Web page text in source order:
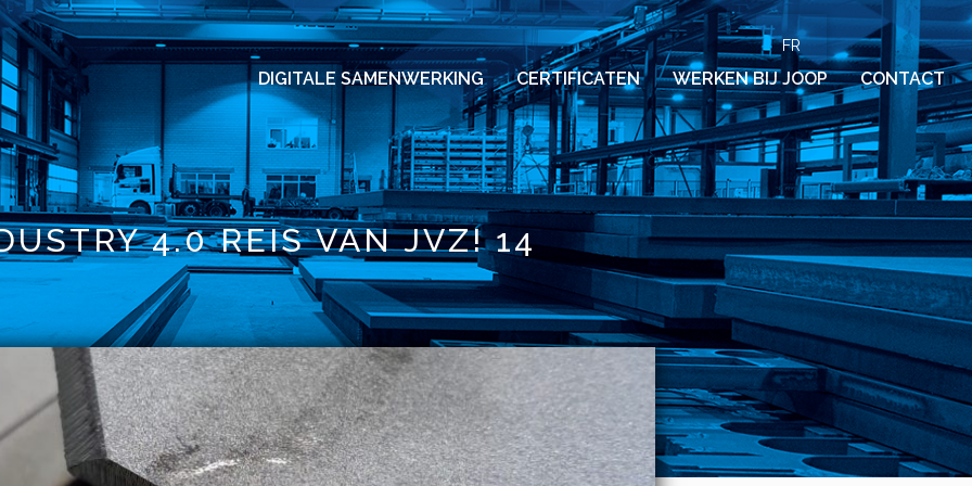
DIGITALE SAMENWERKING CERTIFICATEN WERKEN BIJ JOOP CONTACT
4.0 REIS VAN JVZ! 14
FR